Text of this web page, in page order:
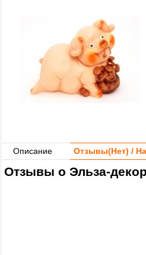
Описание Отзывы(Нет) /
Отзывы о Эльза-